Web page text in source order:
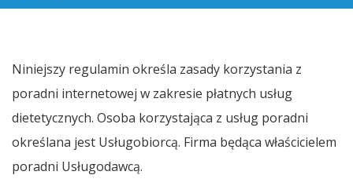
Niniejszy regulamin określa zasady korzystania z
poradni internetowej w zakresie płatnych usług
dietetycznych. Osoba korzystająca z usług poradni
określana jest Usługobiorcą. Firma będąca właścicielem
poradni Usługodawcą.